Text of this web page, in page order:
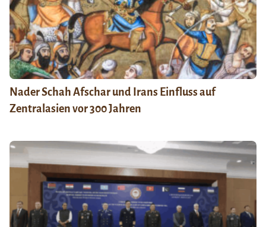
Nader Schah Afschar und Irans Einfluss auf
Zentralasien vor 300 Jahren